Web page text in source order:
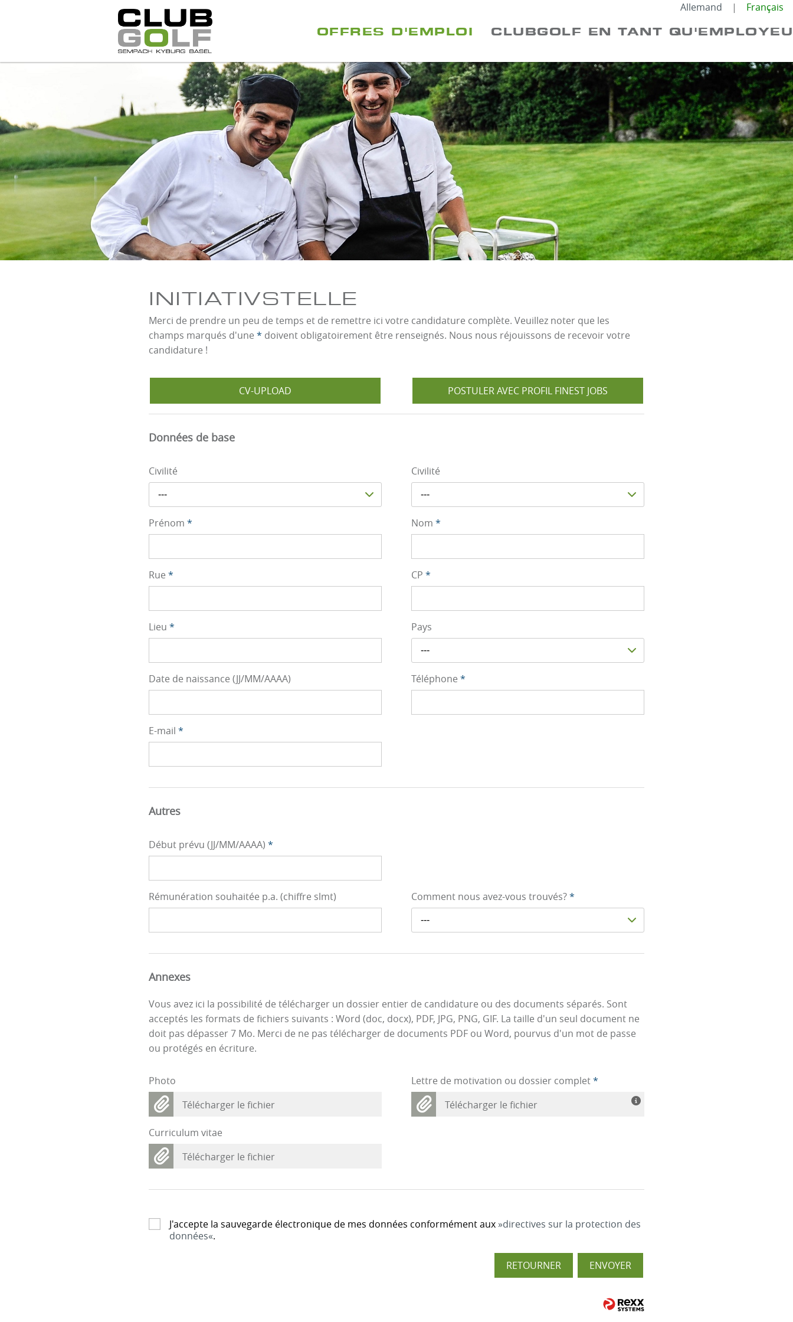
Allemand Français
OFFRES D'EMPLOI CLUBGOLF EN TANT
INITIATIVSTELLE
Merci de prendre un peu de temps et de remettre ici votre candidature complète. Veuillez noter que les
champs marqués d'une * doivent obligatoirement être renseignés. Nous nous réjouissons de recevoir votre
candidature !
CV-UPLOAD POSTULER AVEC PROFIL FINEST JOBS
Données de base
Civilité
---
Civilité
---
Prénom * Nom*
Rue * CP*
Lieu * Pays
---
Date de naissance (JJ/MM/AAAA) Téléphone*
E-mail *
Autres
Début prévu (JJ/MM/AAAA) *
Rémunération souhaitée p.a. (chiffre slmt) Comment nous avez-vous trouvés?*
---
Annexes
Vous avez ici la possibilité de télécharger un dossier entier de candidature ou des documents séparés. Sont
acceptés les formats de fichiers suivants : Word (doc, docx), PDF, JPG, PNG, GIF. La taille d'un seul document ne
doit pas dépasser 7 Mo. Merci de ne pas télécharger de documents PDF ou Word, pourvus d'un mot de passe
ou protégés en écriture.
Photo
Télécharger le fichier
Lettre de motivation ou dossier complet*
Télécharger le fichier
Curriculum vitae
Télécharger le fichier
J'accepte la sauvegarde électronique de mes données conformément aux directives sur la protection des
données .
RETOURNER ENVOYER